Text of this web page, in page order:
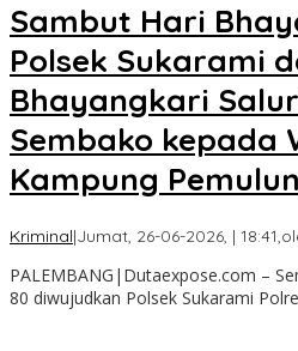
Sambut Hari
Polsek Sukarami
Bhayangkari
Sembako kepada
Kampung
Kriminal|Jumat, 26-06-2026, | 18:41,
PALEMBANG|Dutaexpose.com –
80 diwujudkan Polsek Sukarami